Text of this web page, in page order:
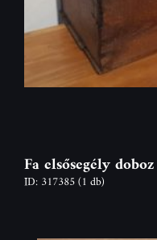
Fa elsősegély doboz
ID: 317385(1 db)